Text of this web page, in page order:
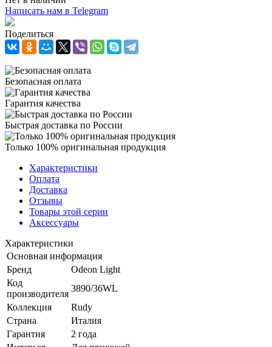
Написать нам в Telegram
Поделиться
Безопасная оплата
Гарантия качества
Быстрая доставка по России
Только 100% оригинальная продукция
Характеристики
Оплата
Доставка
Отзывы
Товары этой серии
Аксессуары
Характеристики
Основная информация
Бренд
Odeon Light
Код
производителя
3890/36WL
Коллекция
Rudy
Страна
Италия
Гарантия
2 года